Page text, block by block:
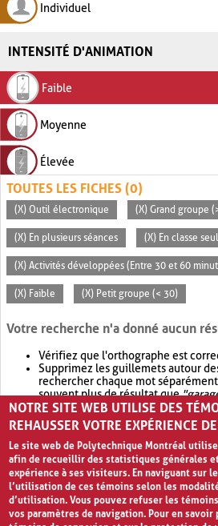
Individuel
INTENSITÉ D'ANIMATION
Faible
Moyenne
Élevée
TOUTES LES FICHES (0)
(X) Outil électronique (X) Grand groupe
(X) En plusieurs séances (X) En classe
(X) Activités développées (Entre 30 et 60
(X) Faible (X) Petit groupe (< 30)
Votre recherche n'a donné aucun
Vérifiez que l'orthographe est
Supprimez les guillemets autour
rechercher chaque mot
souvent plus de résultat que
Envisagez d'élargir votre recherche
retournera souvent plus de
NOTRE SITE WEB UTILISE DES
REHAUSSER VOTRE EXPÉRIENCE
Le site web de Polytechnique Montréal
afin de recueillir des statistiques générales
expérience à ses visiteurs. En naviguant sur
l’utilisation de ces témoins selon les
d’utilisation. Vous pouvez refuser les
vos paramètres de navigation. Pour en savoir